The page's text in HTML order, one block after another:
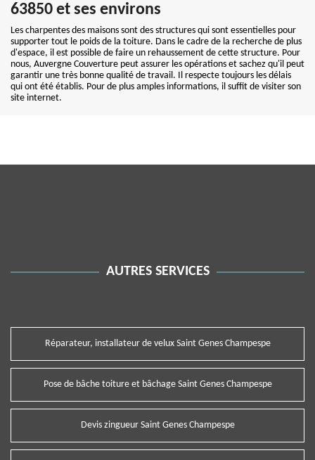
63850 et ses environs
Les charpentes des maisons sont des structures qui sont essentielles pour
supporter tout le poids de la toiture. Dans le cadre de la recherche de plus
d'espace, il est possible de faire un rehaussement de cette structure. Pour
nous, Auvergne Couverture peut assurer les opérations et sachez qu'il peut
garantir une très bonne qualité de travail. Il respecte toujours les délais
qui ont été établis. Pour de plus amples informations, il suffit de visiter son
site internet.
AUTRES SERVICES
Réparateur, installateur de velux Saint Genes Champespe
Pose de bâche toiture et bâchage Saint Genes Champespe
Devis zingueur Saint Genes Champespe